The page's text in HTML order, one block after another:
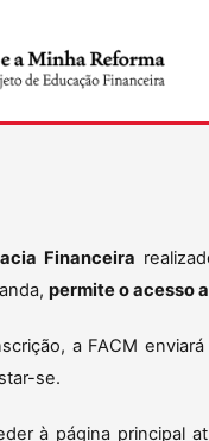
Financeira
permite o acesso
a FACM
se.
à página principal